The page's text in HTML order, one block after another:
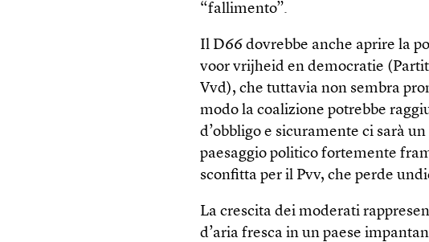
“fallimento”.
Il D66 dovrebbe anche aprire la
voor vrijheid en democratie
Vvd), che tuttavia non sembra
modo la coalizione potrebbe
d’obbligo e sicuramente ci sarà
paesaggio politico fortemente
sconfitta per il Pvv, che perde
La crescita dei moderati
d’aria fresca in un paese